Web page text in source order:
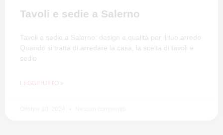
Tavoli e sedie a Salerno
Tavoli e sedie a Salerno: design e qualità per il tuo arredo
Quando si tratta di arredare la casa, la scelta di tavoli e
sedie
LEGGI TUTTO »